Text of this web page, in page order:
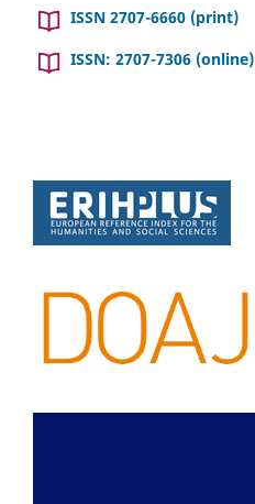
ISSN 2707-6660 (print)
ISSN: 2707-7306 (online)